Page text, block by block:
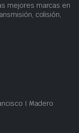
mejores marcas en
colisión,
I Madero